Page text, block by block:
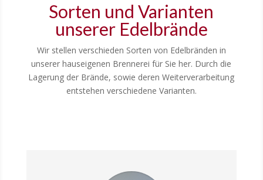
Sorten und Varianten
unserer Edelbrände
Wir stellen verschieden Sorten von Edelbränden in
unserer hauseigenen Brennerei für Sie her. Durch die
Lagerung der Brände, sowie deren Weiterverarbeitung
entstehen verschiedene Varianten.